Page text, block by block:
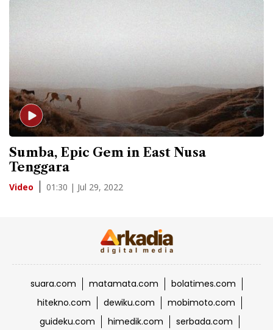
Sumba, Epic Gem in East Nusa
Tenggara
Video 01:30 | Jul 29, 2022
suara.com matamata.com
bolatimes.com
hitekno.com
dewiku.com
mobimoto.com
guideku.com
himedik.com
serbada.com